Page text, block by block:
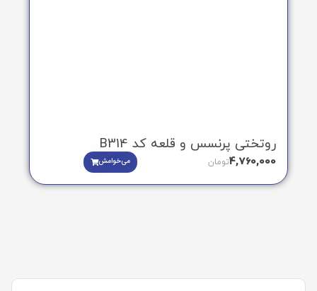
روتختی پرنسس و قلعه کد B314
4,760,000تومان می‌خوامش